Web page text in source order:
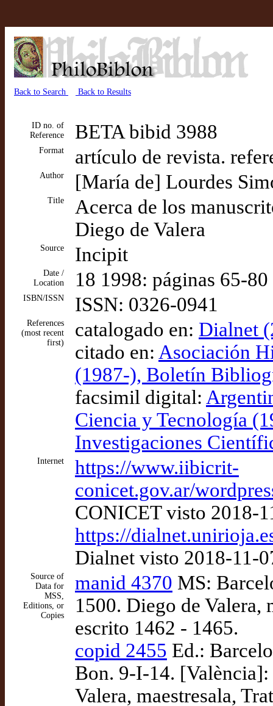
Back to Search Back to Results
ID no. of
Reference
BETA bibid 3988
Format artículo de revista.
Author [María de] Lourdes
Title
Acerca de los
Diego de Valera
Source Incipit
Date /
Location
18 1998: páginas 65-80
ISBN/ISSN ISSN: 0326-0941
References
(most recent
first)
catalogado en: Dialnet
citado en: Asociación
(1987-), Boletín
facsimil digital:
Ciencia y Tecnología
Investigaciones
Internet
https://www.iibicrit-
conicet.gov.ar/
CONICET visto 2018-
https://
Dialnet visto 2018-11-
Source of
Data for
MSS,
Editions, or
Copies
manid 4370 MS:
1500. Diego de Valera,
escrito 1462 - 1465.
copid 2455 Ed.:
Bon. 9-I-14.
Valera, maestresala,